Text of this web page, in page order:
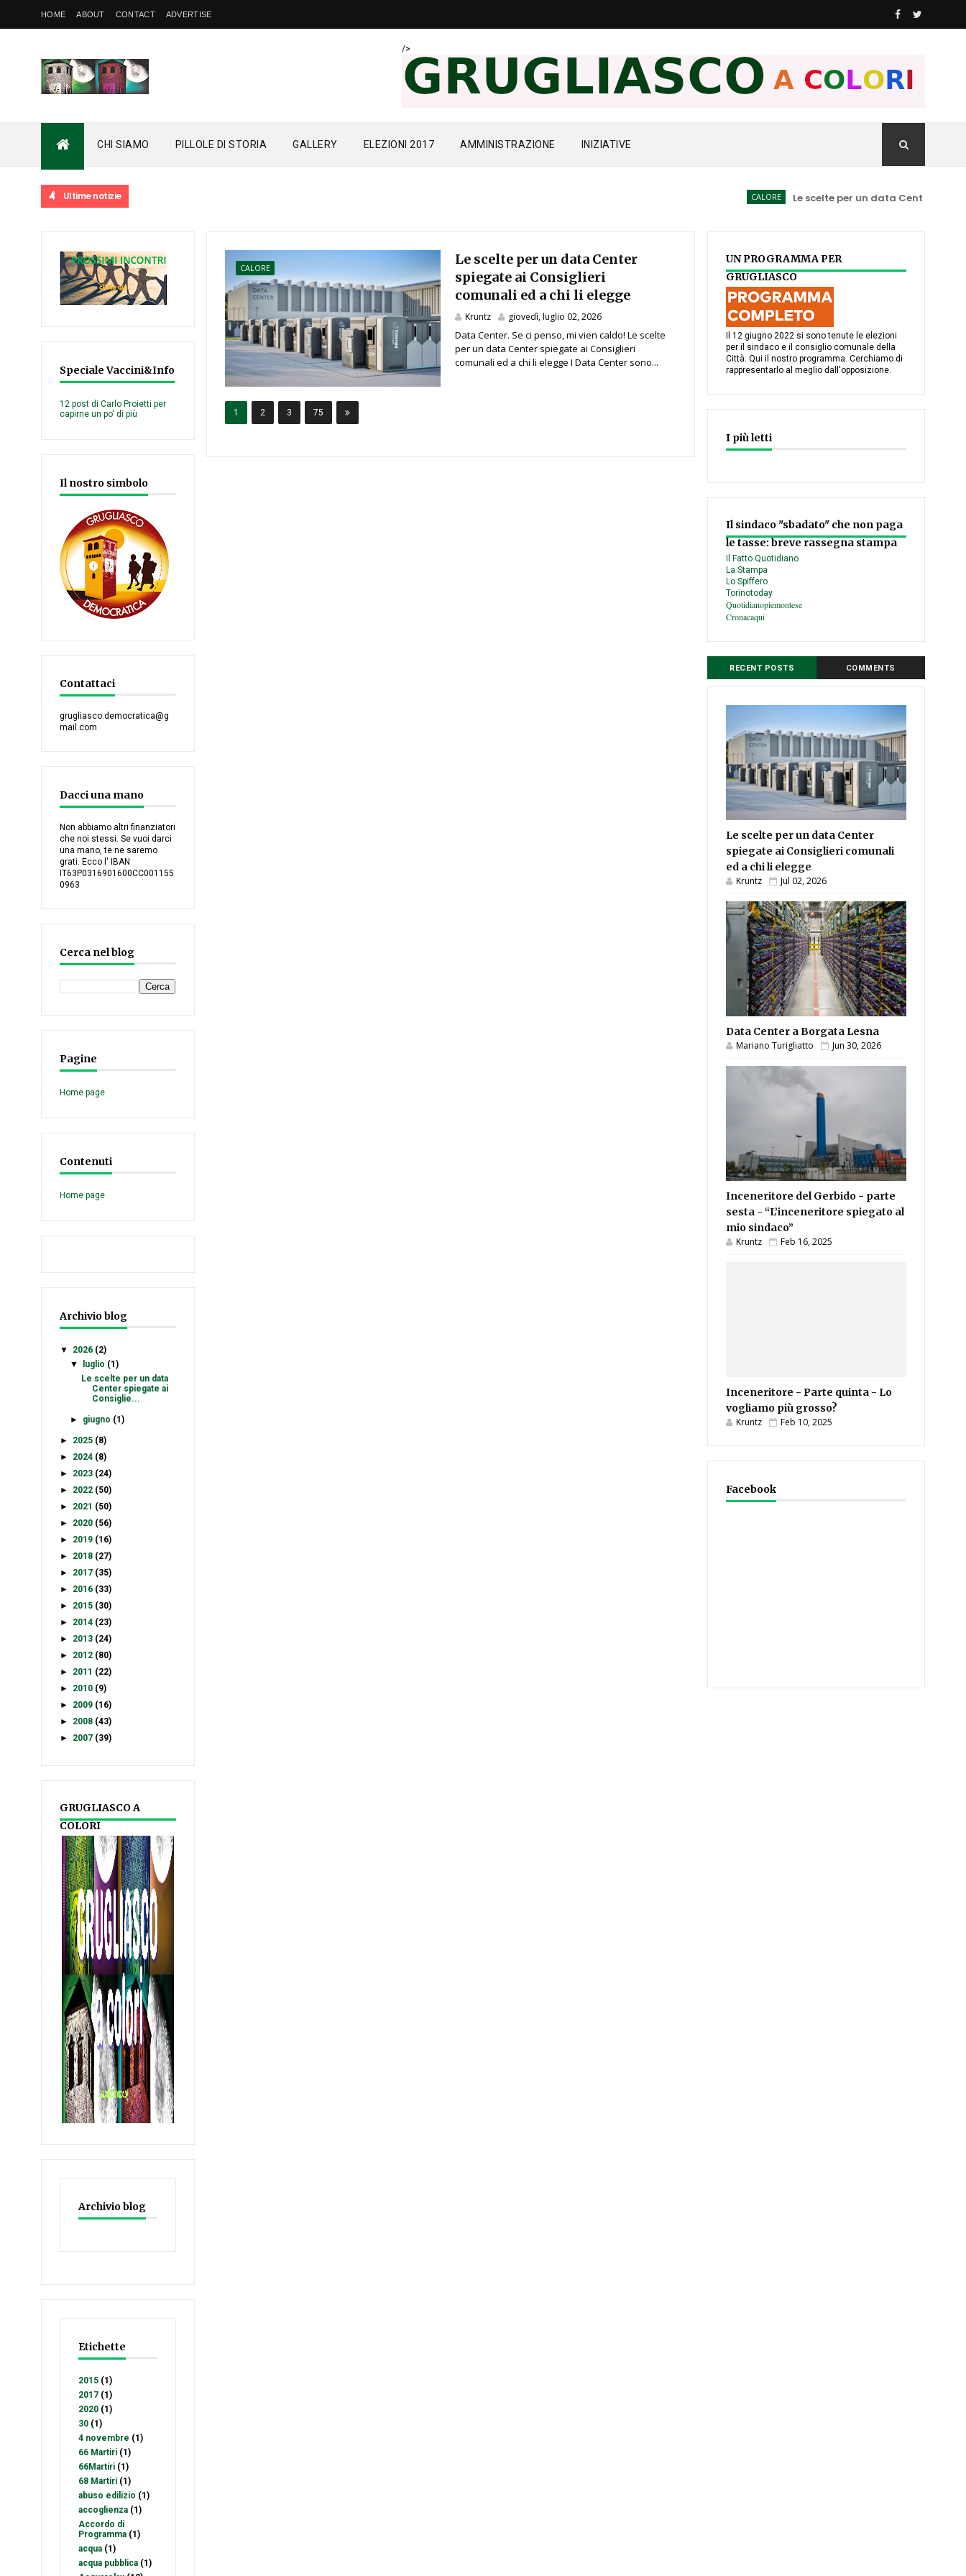
HOME ABOUT CONTACT ADVERTISE
/>
CHI SIAMO PILLOLE DI STORIA GALLERY ELEZIONI 2017 AMMINISTRAZIONE INIZIATIVE
Ultime notizie Le scelte per un data Center spiegate
Speciale Vaccini&Info
12 post di Carlo Proietti per
capirne un po' di più
Il nostro simbolo
Contattaci
grugliasco.democratica@g
mail.com
Dacci una mano
Non abbiamo altri finanziatori
che noi stessi. Se vuoi darci
una mano, te ne saremo
grati. Ecco l' IBAN
IT63P0316901600CC001155
0963
Cerca nel blog
Pagine
Home page
Contenuti
Home page
Archivio blog
▼ 2026 (2)
▼
luglio (1)
Le scelte per un data
Center spiegate ai
Consiglie...
► giugno (1)
► 2025 (8)
► 2024 (8)
► 2023 (24)
► 2022 (50)
► 2021 (50)
► 2020 (56)
► 2019 (16)
► 2018 (27)
► 2017 (35)
► 2016 (33)
► 2015 (30)
► 2014 (23)
► 2013 (24)
► 2012 (80)
► 2011 (22)
► 2010 (9)
► 2009 (16)
► 2008 (43)
► 2007 (39)
GRUGLIASCO A
COLORI
Archivio blog
Etichette
2015 (1)
2017 (1)
2020 (1)
30 (1)
4 novembre (1)
66 Martiri (1)
66Martiri (1)
68 Martiri (1)
abuso edilizio (1)
accoglienza (1)
Accordo di
Programma (1)
acqua (1)
acqua pubblica (1)
CALORE
Le scelte per un data Center
spiegate ai Consiglieri
comunali ed a chi li elegge
Kruntz giovedì, luglio 02, 2026
Data Center. Se ci penso, mi vien caldo! Le scelte
per un data Center spiegate ai Consiglieri
comunali ed a chi li elegge I Data Center sono...
1 2 3 75
UN PROGRAMMA PER
GRUGLIASCO
Il 12 giugno 2022 si sono tenute le elezioni
per il sindaco e il consiglio comunale della
Città. Qui il nostro programma. Cerchiamo di
rappresentarlo al meglio dall'opposizione.
I più letti
Il sindaco "sbadato" che non paga
le tasse: breve rassegna stampa
Il Fatto Quotidiano
La Stampa
Lo Spiffero
Torinotoday
Quotidianopiemontese
Cronacaqui
RECENT POSTS COMMENTS
Le scelte per un data Center
spiegate ai Consiglieri comunali
ed a chi li elegge
Kruntz Jul 02, 2026
Data Center a Borgata Lesna
Mariano Turigliatto Jun 30, 2026
Inceneritore del Gerbido - parte
sesta - “L’inceneritore spiegato al
mio sindaco”
Kruntz Feb 16, 2025
Inceneritore - Parte quinta - Lo
vogliamo più grosso?
Kruntz Feb 10, 2025
Facebook